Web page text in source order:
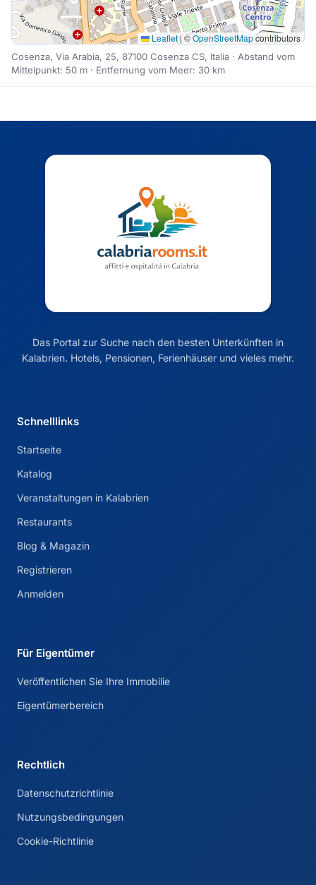
Leaflet|©OpenStreetMapcontributors
Cosenza, Via Arabia, 25, 87100 Cosenza CS, Italia · Abstand vom
Mittelpunkt: 50 m · Entfernung vom Meer: 30 km
Das Portal zur Suche nach den besten Unterkünften in
Kalabrien. Hotels, Pensionen, Ferienhäuser und vieles mehr.
Schnelllinks
Startseite
Katalog
Veranstaltungen in Kalabrien
Restaurants
Blog & Magazin
Registrieren
Anmelden
Für Eigentümer
Veröffentlichen Sie Ihre Immobilie
Eigentümerbereich
Rechtlich
Datenschutzrichtlinie
Nutzungsbedingungen
Cookie-Richtlinie